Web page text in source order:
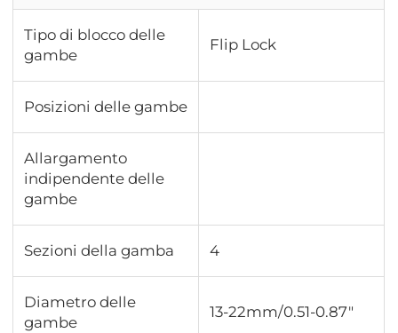
Tipo di blocco delle
gambe
Flip Lock
Posizioni delle gambe
Allargamento
indipendente delle
gambe
Sezioni della gamba 4
Diametro delle
gambe
13-22mm/0.51-0.87"